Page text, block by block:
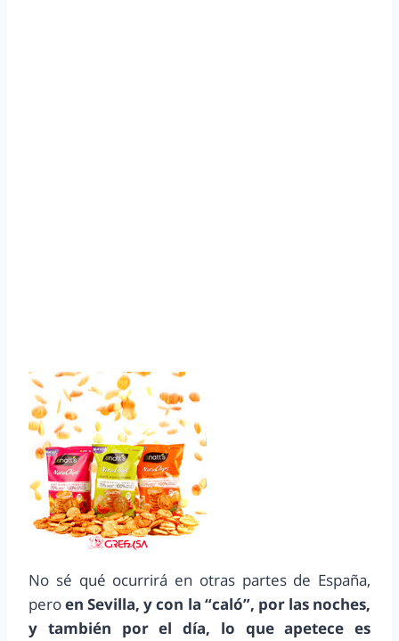
No sé qué ocurrirá en otras partes de España,
peroen Sevilla, y con la “caló”, por las noches,
y también por el día, lo que apetece es